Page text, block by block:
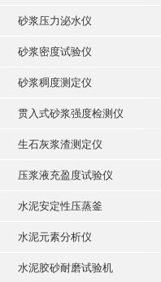
砂浆压力泌水仪
砂浆密度试验仪
砂浆稠度测定仪
贯入式砂浆强度检测仪
生石灰浆渣测定仪
压浆液充盈度试验仪
水泥安定性压蒸釜
水泥元素分析仪
水泥胶砂耐磨试验机